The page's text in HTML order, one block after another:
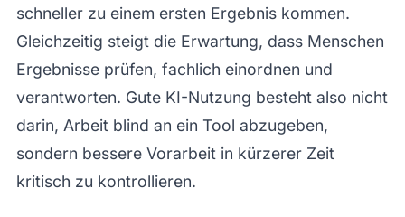
schneller zu einem ersten Ergebnis kommen.
Gleichzeitig steigt die Erwartung, dass Menschen
Ergebnisse prüfen, fachlich einordnen und
verantworten. Gute KI-Nutzung besteht also nicht
darin, Arbeit blind an ein Tool abzugeben,
sondern bessere Vorarbeit in kürzerer Zeit
kritisch zu kontrollieren.